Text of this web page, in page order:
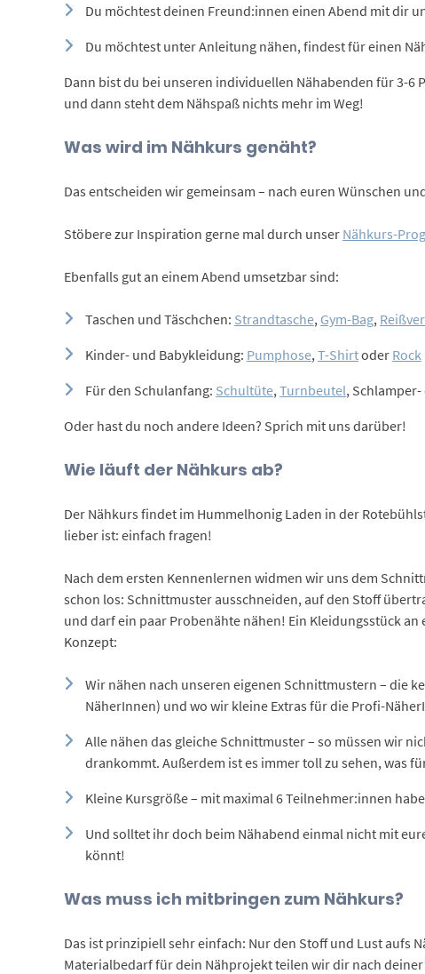
Du möchtest deinen Freund:innen einen Abend mit dir
Du möchtest unter Anleitung nähen, findest für einen
Dann bist du bei unseren individuellen Nähabenden für 3-
und dann steht dem Nähspaß nichts mehr im Weg!
Was wird im Nähkurs genäht?
Das entscheiden wir gemeinsam – nach euren Wünschen
Stöbere zur Inspiration gerne mal durch unser Nähkurs-
Ebenfalls gut an einem Abend umsetzbar sind:
Taschen und Täschchen: Strandtasche, Gym-Bag,
Kinder- und Babykleidung: Pumphose, T-Shirtoder Rock
Für den Schulanfang: Schultüte, Turnbeutel,
Oder hast du noch andere Ideen? Sprich mit uns darüber!
Wie läuft der Nähkurs ab?
Der Nähkurs findet im Hummelhonig Laden in der
lieber ist: einfach fragen!
Nach dem ersten Kennenlernen widmen wir uns dem
schon los: Schnittmuster ausschneiden, auf den Stoff
und darf ein paar Probenähte nähen! Ein Kleidungsstück
Konzept:
Wir nähen nach unseren eigenen Schnittmustern – die
NäherInnen) und wo wir kleine Extras für die Profi-
Alle nähen das gleiche Schnittmuster – so müssen wir
drankommt. Außerdem ist es immer toll zu sehen, was
Kleine Kursgröße – mit maximal 6 Teilnehmer:innen
Und solltet ihr doch beim Nähabend einmal nicht mit
könnt!
Was muss ich mitbringen zum Nähkurs?
Das ist prinzipiell sehr einfach: Nur den Stoff und Lust aufs
Materialbedarf für dein Nähprojekt teilen wir dir nach